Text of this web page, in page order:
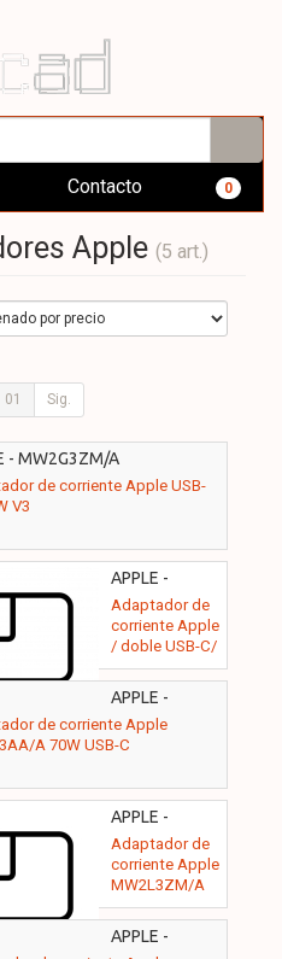
Contacto 0
Apple (5 art.)
01 Sig.
- MW2G3ZM/A
de corriente Apple USB-
V3
APPLE -
MW2K3AA/A
Adaptador de
corriente Apple
/ doble USB-C/
35W V2
APPLE -
MXN53AA/A
de corriente Apple
A 70W USB-C
APPLE -
MW2L3ZM/A
Adaptador de
corriente Apple
MW2L3ZM/A
Conector USB-
C 96W
APPLE -